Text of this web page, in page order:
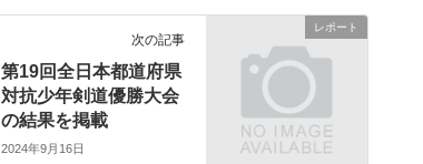
レポート
次の記事
第19回全日本都道府県
対抗少年剣道優勝大会
の結果を掲載
2024年9月16日